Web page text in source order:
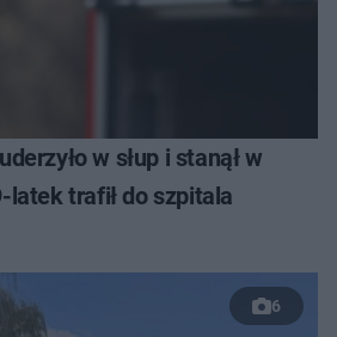
w słup i stanął w
latek trafił do szpitala
6